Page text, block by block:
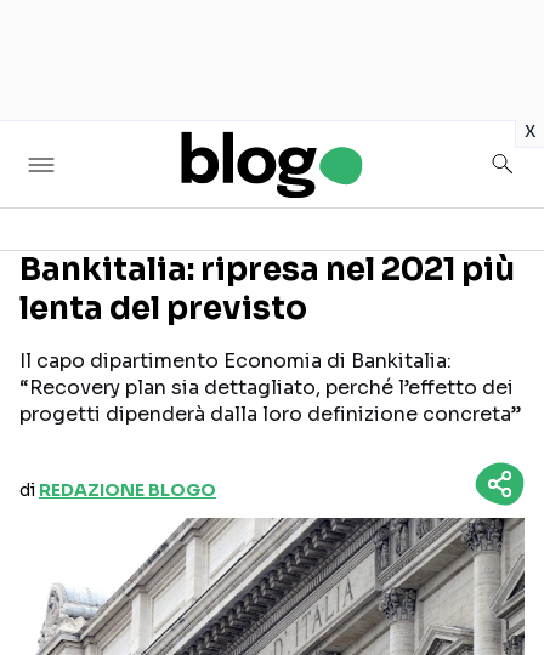
x
Seguici sui social
Bankitalia: ripresa nel 2021 più
lenta del previsto
Il capo dipartimento Economia di Bankitalia:
“Recovery plan sia dettagliato, perché l’effetto dei
progetti dipenderà dalla loro definizione concreta”
di REDAZIONE BLOGO